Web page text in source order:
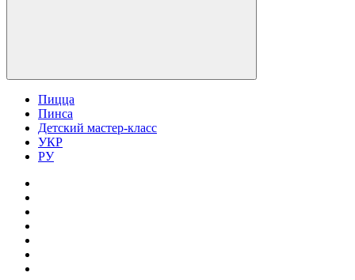
Пицца
Пинса
Детский мастер-класс
УКР
РУ